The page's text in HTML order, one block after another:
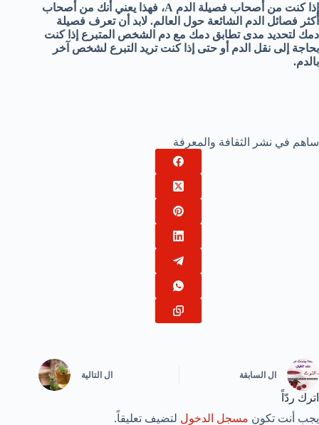
إذا كنت من أصحاب فصيلة الدم A، فهذا يعني أنك من أصحاب
أكثر فصائل الدم الشائعة حول العالم. لابد أن تعرف فصيلة
دمك لتحديد مدى تطابق دمك مع دم الشخص المتبرع إذا كنت
بحاجة إلى نقل الدم أو حتى إذا كنت تريد التبرع لشخص آخر
بالدم.
ساهم في نشر الثقافة والمعرفة
ال السابقة ال التالية
اترك ردّاً
يجب أنت تكون مسجل الدخول لتضيف تعليقاً.